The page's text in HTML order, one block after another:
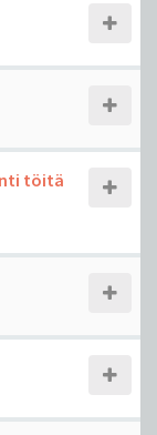
töitä